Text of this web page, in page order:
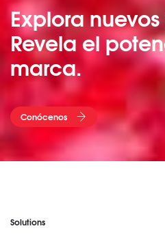
Explora
Revela el
marca.​ ​
Conócenos
Solutions